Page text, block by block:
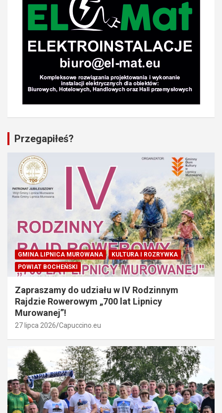
Przegapiłeś?
GMINA LIPNICA MUROWANA
KULTURA I ROZRYWKA
POWIAT BOCHEŃSKI
Zapraszamy do udziału w IV Rodzinnym
Rajdzie Rowerowym „700 lat Lipnicy
Murowanej”!
27 lipca 2026 Capuccino.eu